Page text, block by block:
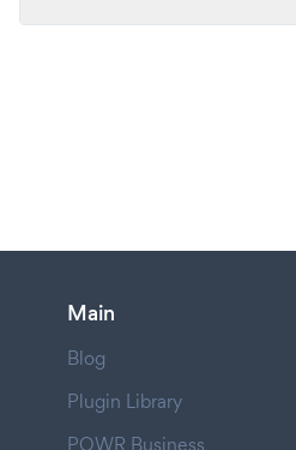
Main
Blog
Plugin Library
POWR Business